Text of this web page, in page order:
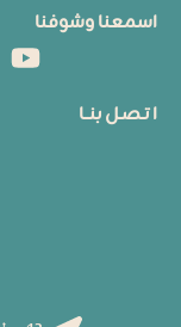
ا تـصـل بنــا
اسمعنا وشوفنا